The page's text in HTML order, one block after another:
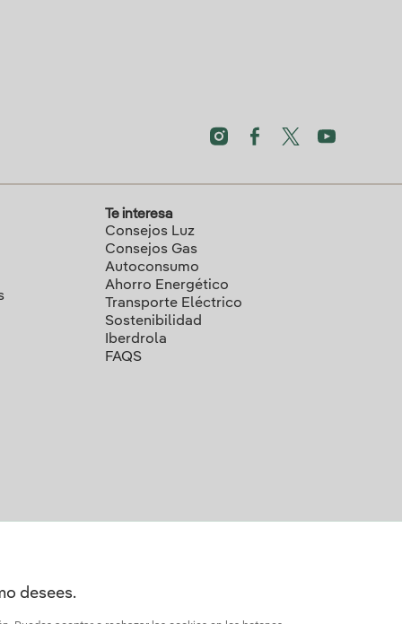
Te interesa
Consejos Luz
Consejos Gas
Autoconsumo
Ahorro Energético
Transporte Eléctrico
Sostenibilidad
Iberdrola
FAQS
desees.